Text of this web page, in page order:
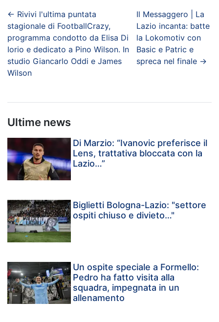
← Rivivi l'ultima puntata
stagionale di FootballCrazy,
programma condotto da Elisa Di
Iorio e dedicato a Pino Wilson. In
studio Giancarlo Oddi e James
Wilson
Il Messaggero | La
Lazio incanta: batte
la Lokomotiv con
Basic e Patric e
spreca nel finale→
Ultime news
Di Marzio: “Ivanovic preferisce il
Lens, trattativa bloccata con la
Lazio…”
Biglietti Bologna-Lazio: "settore
ospiti chiuso e divieto…"
Un ospite speciale a Formello:
Pedro ha fatto visita alla
squadra, impegnata in un
allenamento